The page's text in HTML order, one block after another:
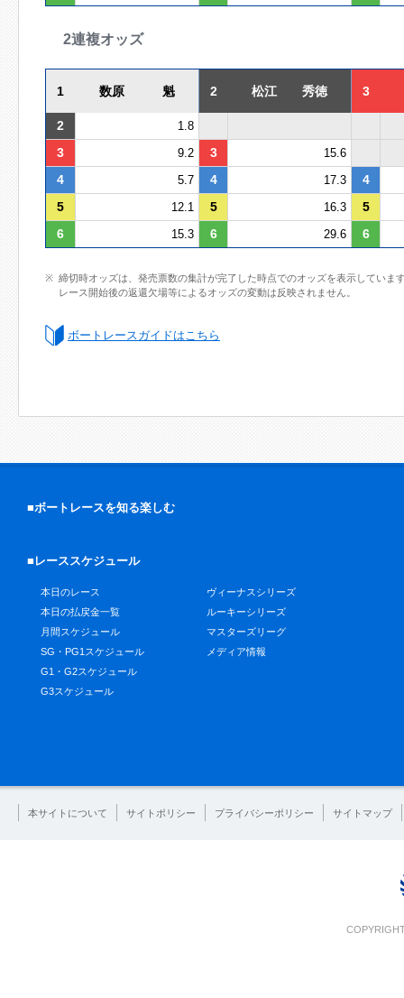
2連複オッズ
1 数原 魁 2 松江 秀徳 3
2 1.8
3 9.2 3 15.6
4 5.7 4 17.3
4
5
12.1 5 16.3
5
6
15.3 6 29.6 6
締切時オッズは、発売票数の集計が完了した時点でのオッズを表示していま
レース開始後の返還欠場等によるオッズの変動は反映されません。
ボートレースガイドはこちら
■ボートレースを知る楽しむ
■レーススケジュール
本日のレース
本日の払戻金一覧
月間スケジュール
SG・PG1スケジュール
G1・G2スケジュール
G3スケジュール
ヴィーナスシリーズ
ルーキーシリーズ
マスターズリーグ
メディア情報
本サイトについて サイトポリシー プライバシーポリシー サイトマップ